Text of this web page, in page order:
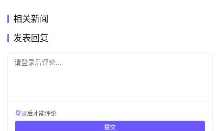
相关新闻
发表回复
请登录后评论...
登录后才能评论
提交